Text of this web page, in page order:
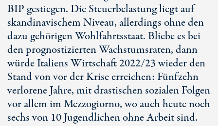
BIP gestiegen. Die Steuerbelastung liegt auf
skandinavischem Niveau, allerdings ohne den
dazu gehörigen Wohlfahrtsstaat. Bliebe es bei
den prognostizierten Wachstumsraten, dann
würde Italiens Wirtschaft 2022/23 wieder den
Stand von vor der Krise erreichen: Fünfzehn
verlorene Jahre, mit drastischen sozialen Folgen
vor allem im Mezzogiorno, wo auch heute noch
sechs von 10 Jugendlichen ohne Arbeit sind.